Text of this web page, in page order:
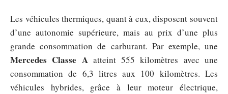
Les véhicules thermiques, quant à eux, disposent souvent
d’une autonomie supérieure, mais au prix d’une plus
grande consommation de carburant. Par exemple, une
Mercedes Classe Aatteint 555 kilomètres avec une
consommation de 6,3 litres aux 100 kilomètres. Les
véhicules hybrides, grâce à leur moteur électrique,